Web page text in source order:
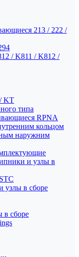
213 / 222 /
/ K811 / K812 /
KT
типа
RPNA
кольцом
наружним
и узлы в
в сборе
в сборе